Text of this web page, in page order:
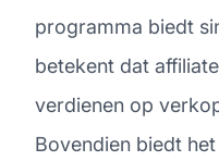
programma biedt
betekent dat
verdienen op
Bovendien biedt